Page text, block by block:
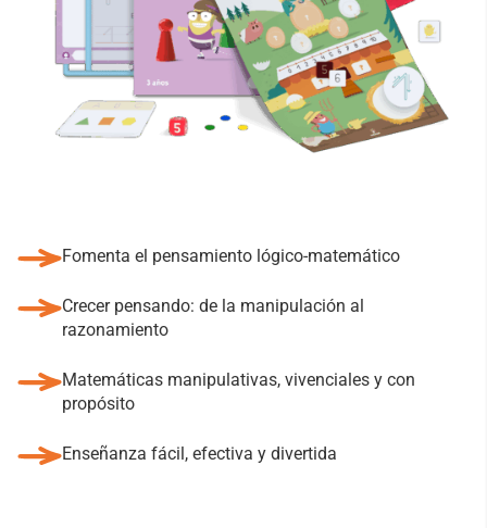
Fomenta el pensamiento lógico-matemático
Crecer pensando: de la manipulación al
razonamiento
Matemáticas manipulativas, vivenciales y con
propósito
Enseñanza fácil, efectiva y divertida